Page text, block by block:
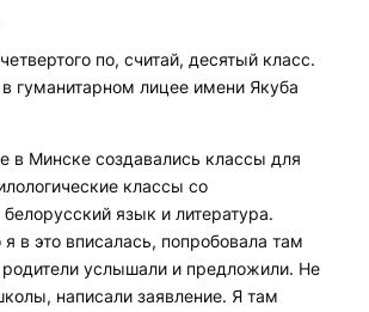
по, считай, десятый класс.
гуманитарном лицее имени Якуба
в Минске создавались классы для
классы со
язык и литература.
я в это вписалась, попробовала там
родители услышали и предложили. Не
написали заявление. Я там